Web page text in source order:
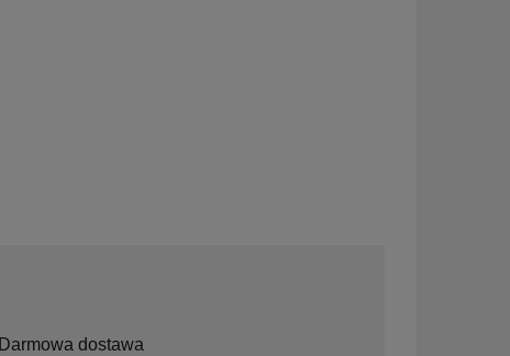
Darmowa dostawa